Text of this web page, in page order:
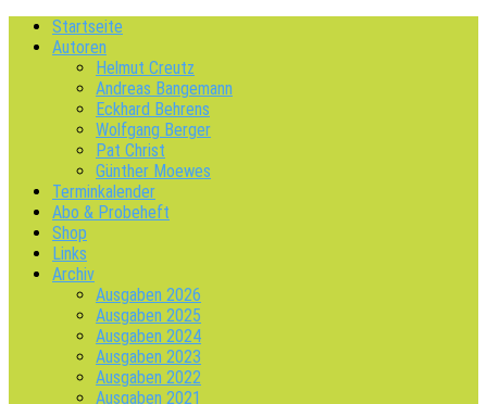
Startseite
Autoren
Helmut Creutz
Andreas Bangemann
Eckhard Behrens
Wolfgang Berger
Pat Christ
Günther Moewes
Terminkalender
Abo & Probeheft
Shop
Links
Archiv
Ausgaben 2026
Ausgaben 2025
Ausgaben 2024
Ausgaben 2023
Ausgaben 2022
Ausgaben 2021